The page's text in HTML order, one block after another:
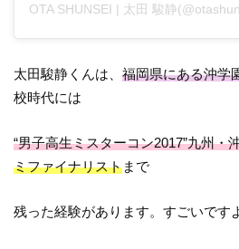
OTA SHUNSEI | 太田 駿静
太田駿静くんは、福岡県にある沖学
校時代には
“男子高生ミスターコン2017”九州・
ミファイナリストまで
残った経験があります。すごいです